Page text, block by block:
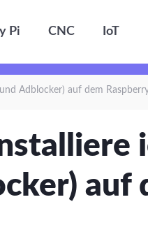
Pi CNC IoT
Adblocker) auf dem
auf